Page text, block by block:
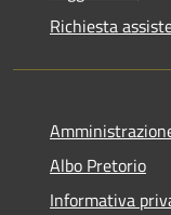
Richiesta
Albo Pretorio
Informativa